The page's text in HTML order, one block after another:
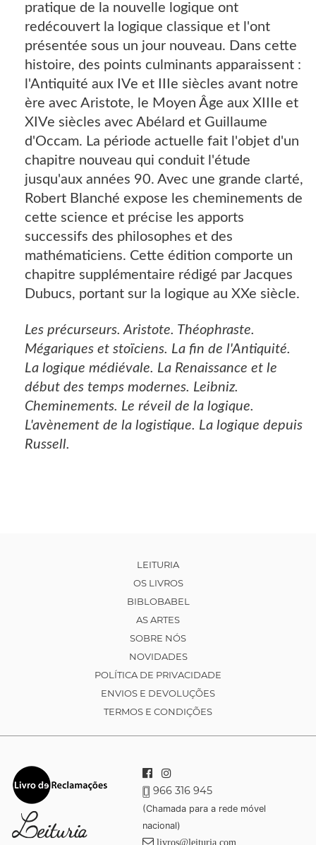
pratique de la nouvelle logique ont
redécouvert la logique classique et l'ont
présentée sous un jour nouveau. Dans cette
histoire, des points culminants apparaissent :
l'Antiquité aux IVe et IIIe siècles avant notre
ère avec Aristote, le Moyen Âge aux XIIIe et
XIVe siècles avec Abélard et Guillaume
d'Occam. La période actuelle fait l'objet d'un
chapitre nouveau qui conduit l'étude
jusqu'aux années 90. Avec une grande clarté,
Robert Blanché expose les cheminements de
cette science et précise les apports
successifs des philosophes et des
mathématiciens. Cette édition comporte un
chapitre supplémentaire rédigé par Jacques
Dubucs, portant sur la logique au XXe siècle.
Les précurseurs. Aristote. Théophraste.
Mégariques et stoïciens. La fin de l'Antiquité.
La logique médiévale. La Renaissance et le
début des temps modernes. Leibniz.
Cheminements. Le réveil de la logique.
L'avènement de la logistique. La logique depuis
Russell.
LEITURIA
OS LIVROS
BIBLOBABEL
AS ARTES
SOBRE NÓS
NOVIDADES
POLÍTICA DE PRIVACIDADE
ENVIOS E DEVOLUÇÕES
TERMOS E CONDIÇÕES
966 316 945
(Chamada para a rede móvel
nacional)
livros@leituria.com